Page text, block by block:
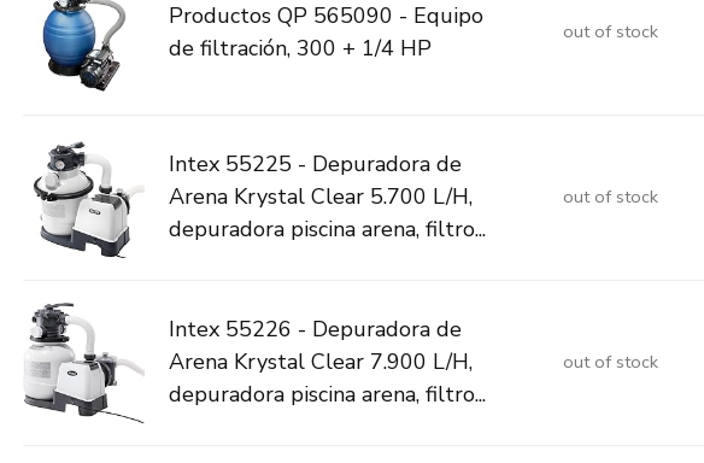
Productos QP 565090 - Equipo
de filtración, 300 + 1/4 HP
out of stock
Intex 55225 - Depuradora de
Arena Krystal Clear 5.700 L/H,
depuradora piscina arena, filtro...
out of stock
Intex 55226 - Depuradora de
Arena Krystal Clear 7.900 L/H,
depuradora piscina arena, filtro...
out of stock